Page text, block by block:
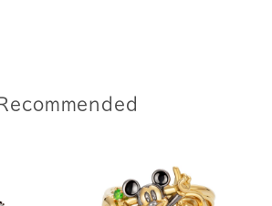
Recommended